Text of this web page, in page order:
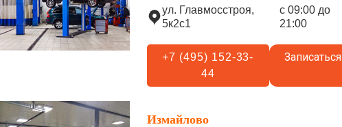
ул. Главмосстроя,
5к2с1
с 09:00 до
21:00
+7 (495) 152-33-
44
Записаться
Измайлово